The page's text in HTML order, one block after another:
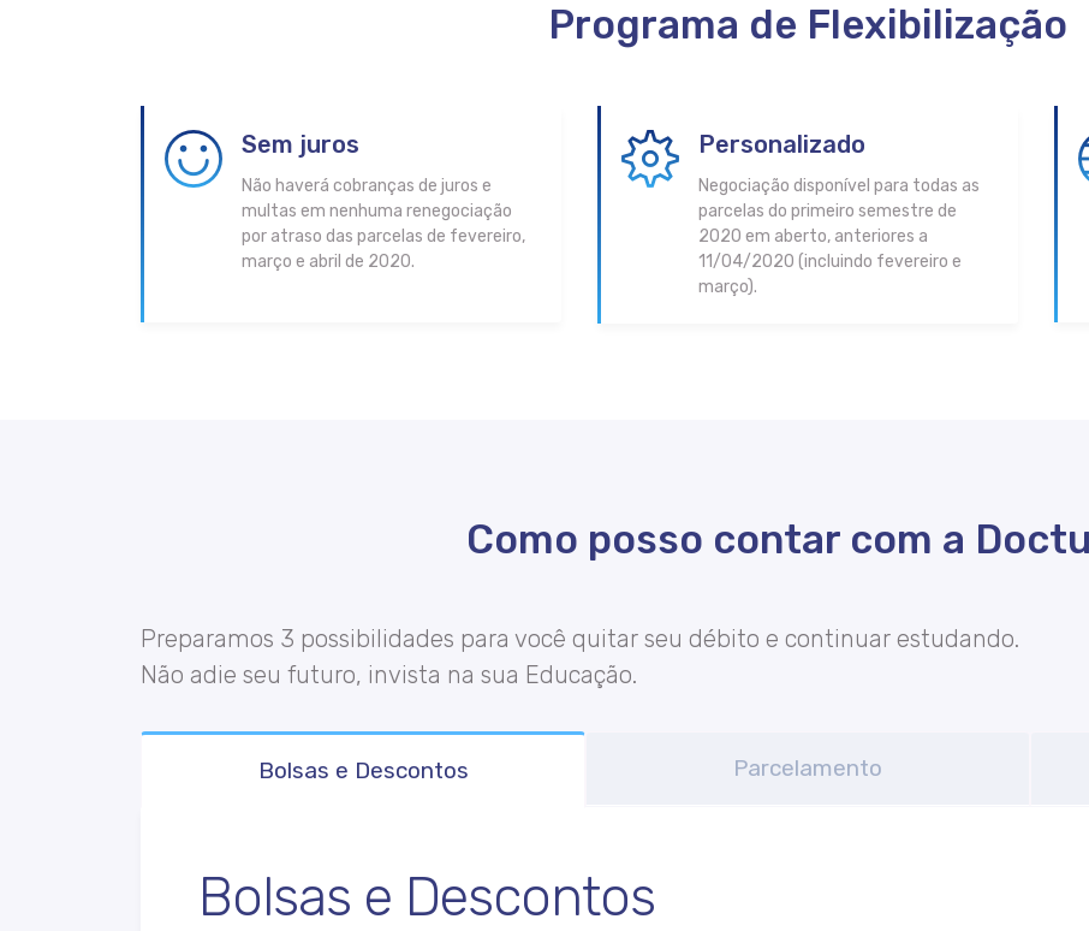
Programa de Flexibilização
Sem juros
Não haverá cobranças de juros e
multas em nenhuma renegociação
por atraso das parcelas de fevereiro,
março e abril de 2020.
Personalizado
Negociação disponível para todas as
parcelas do primeiro semestre de
2020 em aberto, anteriores a
11/04/2020 (incluindo fevereiro e
março).
Como posso contar com a
Preparamos 3 possibilidades para você quitar seu débito e continuar estudando.
Não adie seu futuro, invista na sua Educação.
Bolsas e Descontos Parcelamento
Bolsas e Descontos